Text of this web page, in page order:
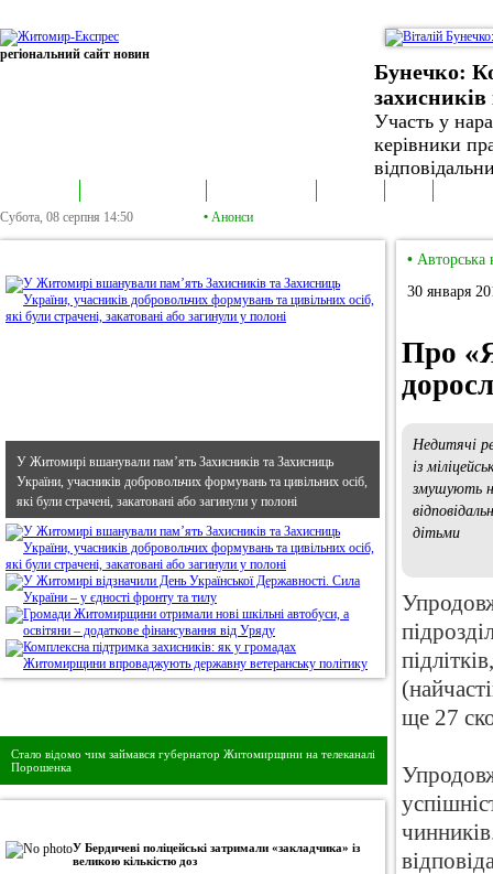
регіональний сайт новин
Бунечко:
захисників
Участь у
керівники
Субота, 08 серпня 14:50 • Анонси
У Житомирі вшанували пам’ять Захисників та Захисниць
України, учасників добровольчих формувань та цивільних осіб,
які були страчені, закатовані або загинули у полоні
Стало відомо чим займався губернатор Житомирщини на телеканалі
Порошенка
У Бердичеві поліцейські затримали «закладчика» із
великою кількістю доз
• Авторська
30 января
Про
Недитячі
із
змушують
дітьми
ще 27